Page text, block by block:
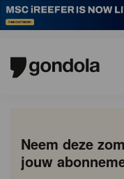
Neem deze
jouw